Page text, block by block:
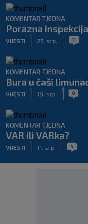
KOMENTAR TJEDNA
Porazna inspekcija
VIJESTI 25. srp. 11
KOMENTAR TJEDNA
Bura u čaši
VIJESTI 18. srp. 0
KOMENTAR TJEDNA
VAR ili VARka?
VIJESTI 11. srp. 4